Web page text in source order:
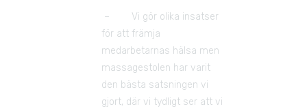
för att främja
medarbetarnas hälsa men
massagestolen har varit
den bästa satsningen vi
gjort, där vi tydligt ser att vi